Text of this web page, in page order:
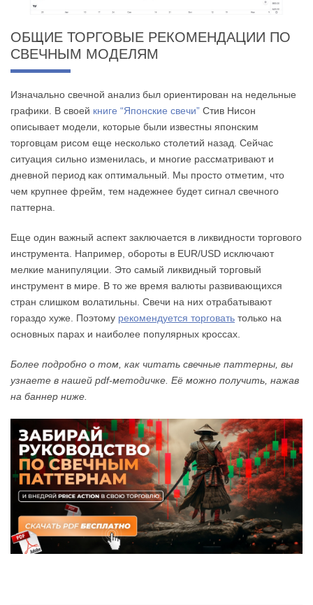
ОБЩИЕ ТОРГОВЫЕ РЕКОМЕНДАЦИИ ПО
СВЕЧНЫМ МОДЕЛЯМ
Изначально свечной анализ был ориентирован на недельные
графики. В своей книге “Японские свечи” Стив Нисон
описывает модели, которые были известны японским
торговцам рисом еще несколько столетий назад. Сейчас
ситуация сильно изменилась, и многие рассматривают и
дневной период как оптимальный. Мы просто отметим, что
чем крупнее фрейм, тем надежнее будет сигнал свечного
паттерна.
Еще один важный аспект заключается в ликвидности торгового
инструмента. Например, обороты в EUR/USD исключают
мелкие манипуляции. Это самый ликвидный торговый
инструмент в мире. В то же время валюты развивающихся
стран слишком волатильны. Свечи на них отрабатывают
гораздо хуже. Поэтому рекомендуется торговать только на
основных парах и наиболее популярных кроссах.
Более подробно о том, как читать свечные паттерны, вы
узнаете в нашей pdf-методичке. Её можно получить, нажав
на баннер ниже.